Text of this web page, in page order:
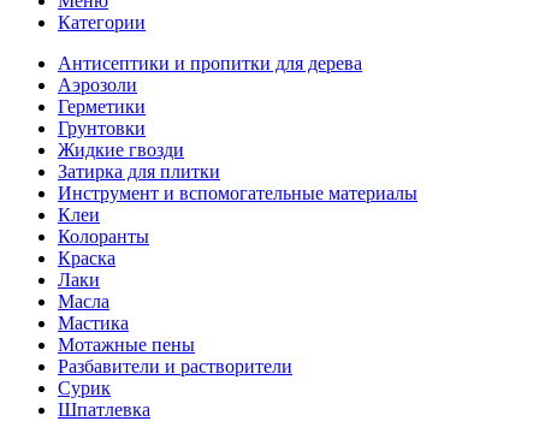
Категории
Антисептики и пропитки для дерева
Аэрозоли
Герметики
Грунтовки
Жидкие гвозди
Затирка для плитки
Инструмент и вспомогательные материалы
Клеи
Колоранты
Краска
Лаки
Масла
Мастика
Мотажные пены
Разбавители и растворители
Сурик
Шпатлевка